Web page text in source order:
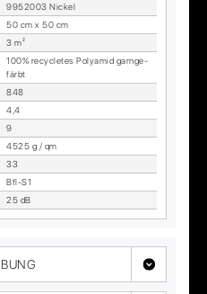
9952003 Ni­ckel
50 cm x 50 cm
3 m²
100% re­cy­cle­tes Po­ly­amid garn­ge­
färbt
848
4,4
9
4525 g / qm
33
Bfl-S1
25 dB